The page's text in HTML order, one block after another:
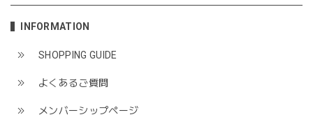
INFORMATION
SHOPPING GUIDE
よくあるご質問
メンバーシップページ